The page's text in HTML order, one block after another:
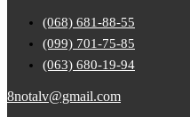
(068) 681-88-55
(099) 701-75-85
(063) 680-19-94
8notalv@gmail.com